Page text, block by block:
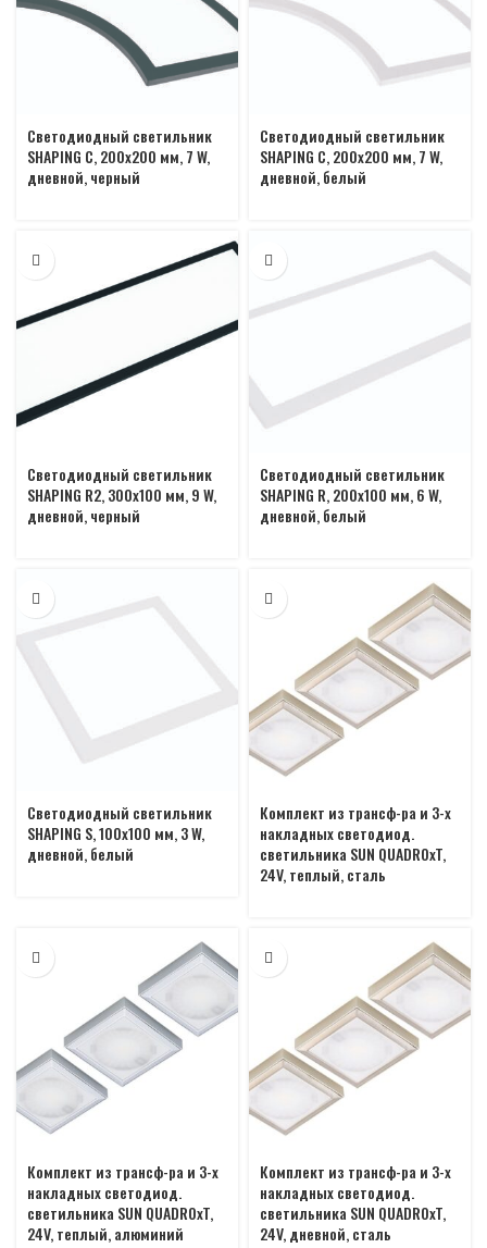
Светодиодный светильник
SHAPING C, 200х200 мм, 7 W,
дневной, черный
Светодиодный светильник
SHAPING C, 200х200 мм, 7 W,
дневной, белый
Светодиодный светильник
SHAPING R2, 300х100 мм, 9 W,
дневной, черный
Светодиодный светильник
SHAPING R, 200х100 мм, 6 W,
дневной, белый
Светодиодный светильник
SHAPING S, 100х100 мм, 3 W,
дневной, белый
Комплект из трансф-ра и 3-х
накладных светодиод.
светильника SUN QUADROxT,
24V, теплый, сталь
Комплект из трансф-ра и 3-х
накладных светодиод.
светильника SUN QUADROxT,
24V, теплый, алюминий
Комплект из трансф-ра и 3-х
накладных светодиод.
светильника SUN QUADROxT,
24V, дневной, сталь